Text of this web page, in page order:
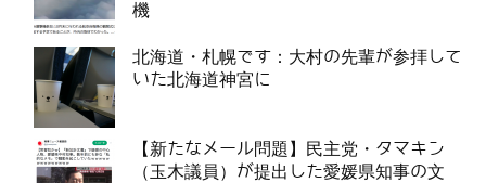
機
北海道・札幌です：大村の先輩が参拝して
いた北海道神宮に
【新たなメール問題】民主党・タマキン
（玉木議員）が提出した愛媛県知事の文